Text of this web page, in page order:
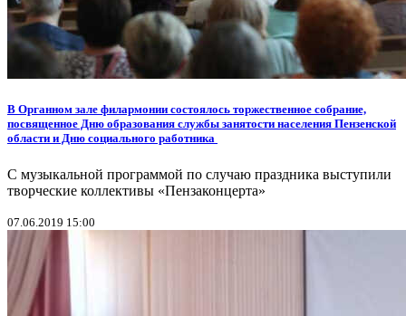
В Органном зале филармонии состоялось торжественное собрание,
посвященное Дню образования службы занятости населения Пензенской
области и Дню социального работника
С музыкальной программой по случаю праздника выступили
творческие коллективы «Пензаконцерта»
07.06.2019 15:00